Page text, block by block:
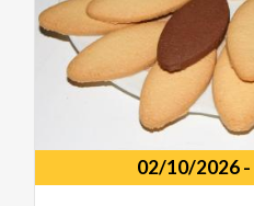
02/10/2026-